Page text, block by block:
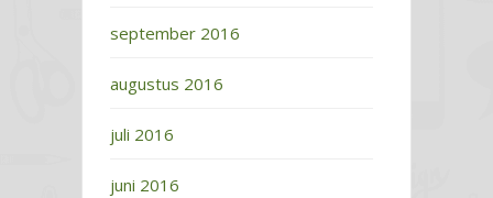
september 2016
augustus 2016
juli 2016
juni 2016